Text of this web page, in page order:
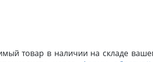
товар в наличии на складе